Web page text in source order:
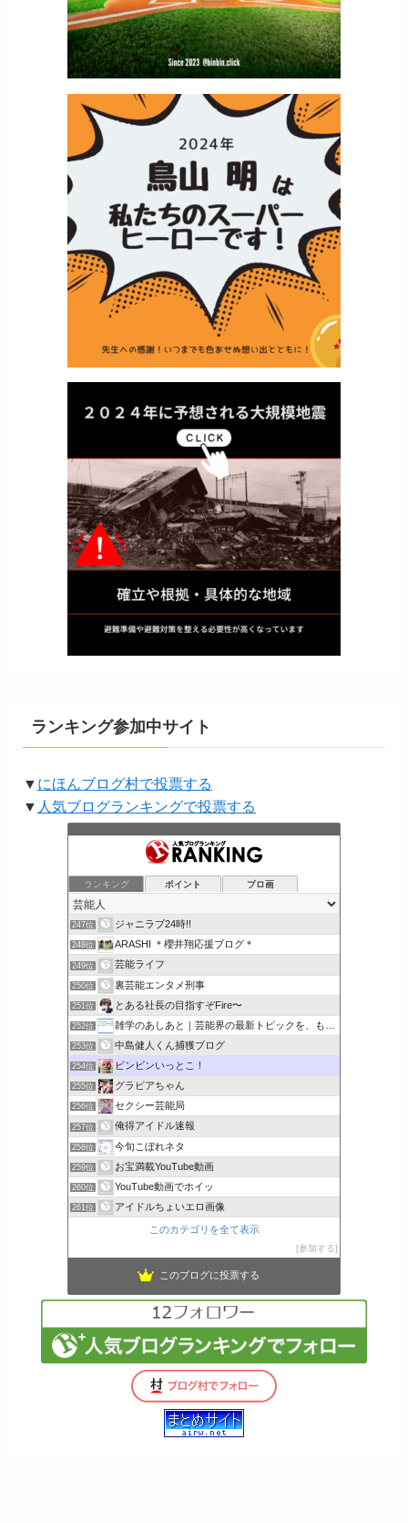
ランキング参加中サイト
▼ にほんブログ村で投票する
▼ 人気ブログランキングで投票する
ランキング ポイント ブロ画
247位 ジャニラブ24時!!
248位 ARASHI ＊櫻井翔応援ブログ＊
249位 芸能ライフ
250位 裏芸能エンタメ刑事
251位 とある社長の目指すぞFire〜
252位 雑学のあしあと｜芸能界の最新トピックを、もっと身近に。
253位 中島健人くん捕獲ブログ
254位 ビンビンいっとこ！
255位 グラビアちゃん
256位 セクシー芸能局
257位 俺得アイドル速報
258位 今旬こぼれネタ
259位 お宝満載YouTube動画
260位 YouTube動画でホイッ
261位 アイドルちょいエロ画像
このカテゴリを全て表示
参加する
このブログに投票する